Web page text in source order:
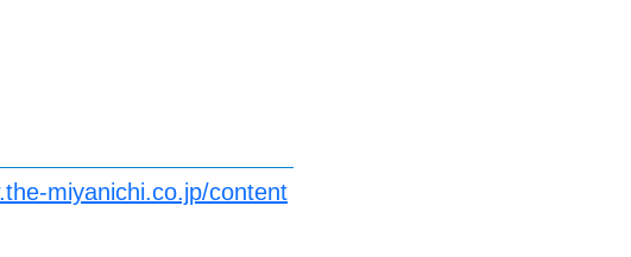
miyanichi.co.jp/content